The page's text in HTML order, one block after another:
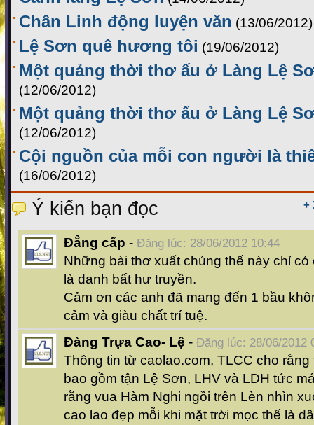
Chân Linh động luyện văn (13/06/2012)
Lệ Sơn quê hương tôi (19/06/2012)
Một quảng thời thơ ấu ở Làng Lệ
(12/06/2012)
Một quảng thời thơ ấu ở Làng Lệ
(12/06/2012)
Cội nguồn của mỗi con người là
(16/06/2012)
+
Ý kiến bạn đọc
Đẳng cấp - Đăng lúc: 28/06/2012 10:44
Những bài thơ xuất chúng thế này chỉ có
là danh bất hư truyền.
Cảm ơn các anh đã mang đến 1 bầu
cảm và giàu chất trí tuệ.
Đàng Trựa Cao- Lệ - Đăng lúc: 28/06/2012
Thông tin từ caolao.com, TLCC cho
bao gồm tận Lệ Sơn, LHV và LDH tức
rằng vua Hàm Nghi ngồi trên Lèn nhìn
cao lao đẹp mỗi khi mặt trời mọc thế là